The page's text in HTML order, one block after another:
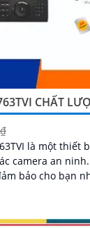
CHẤT
là một thiết
an ninh. Với độ phân giải
bảo cho bạn